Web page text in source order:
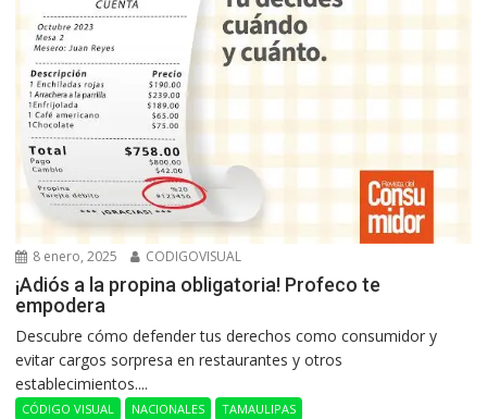
8 enero, 2025 CODIGOVISUAL
¡Adiós a la propina obligatoria! Profeco te
empodera
Descubre cómo defender tus derechos como consumidor y
evitar cargos sorpresa en restaurantes y otros
establecimientos....
CÓDIGO VISUAL NACIONALES TAMAULIPAS